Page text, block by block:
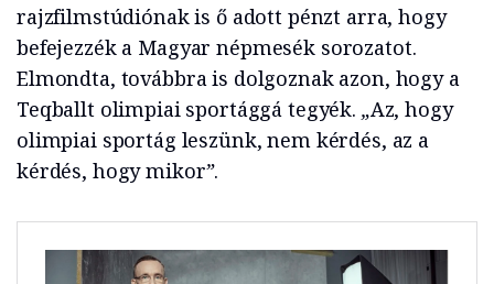
rajzfilmstúdiónak is ő adott pénzt arra, hogy
befejezzék a Magyar népmesék sorozatot.
Elmondta, továbbra is dolgoznak azon, hogy a
Teqballt olimpiai sportággá tegyék. „Az, hogy
olimpiai sportág leszünk, nem kérdés, az a
kérdés, hogy mikor”.